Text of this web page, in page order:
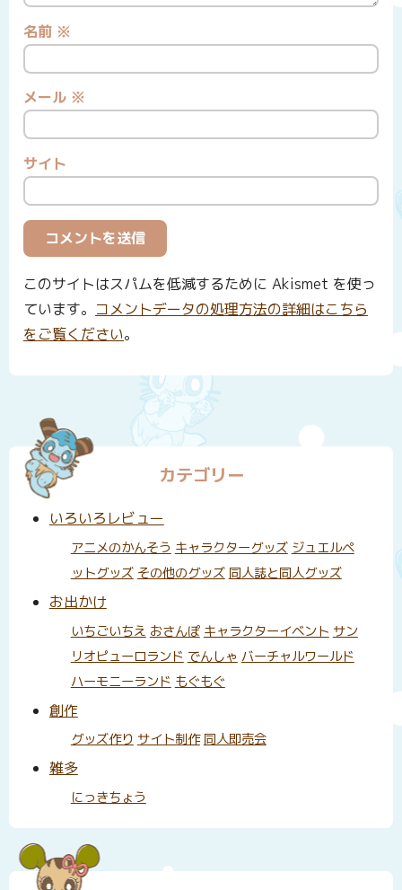
名前 ※
メール ※
サイト
このサイトはスパムを低減するために Akismet を使っ
ています。 コメントデータの処理方法の詳細はこちら
をご覧ください。
カテゴリー
いろいろレビュー
アニメのかんそう キャラクターグッズ ジュエルペ
ットグッズ その他のグッズ 同人誌と同人グッズ
お出かけ
いちごいちえ おさんぽ キャラクターイベント サン
リオピューロランド でんしゃ バーチャルワールド
ハーモニーランド もぐもぐ
創作
グッズ作り サイト制作 同人即売会
雑多
にっきちょう